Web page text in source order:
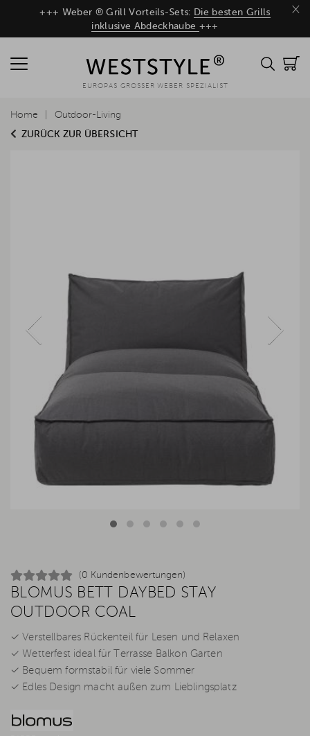
×
+++ Weber ® Grill Vorteils-Sets: Die besten Grills
inklusive Abdeckhaube +++
EUROPAS GROSSER WEBER SPEZIALIST
ZURÜCK ZUR ÜBERSICHT
Home Outdoor-Living
(0 Kundenbewertungen)
BLOMUS BETT DAYBED STAY
OUTDOOR COAL
✓ Verstellbares Rückenteil für Lesen und Relaxen
✓ Wetterfest ideal für Terrasse Balkon Garten
✓ Bequem formstabil für viele Sommer
✓ Edles Design macht außen zum Lieblingsplatz